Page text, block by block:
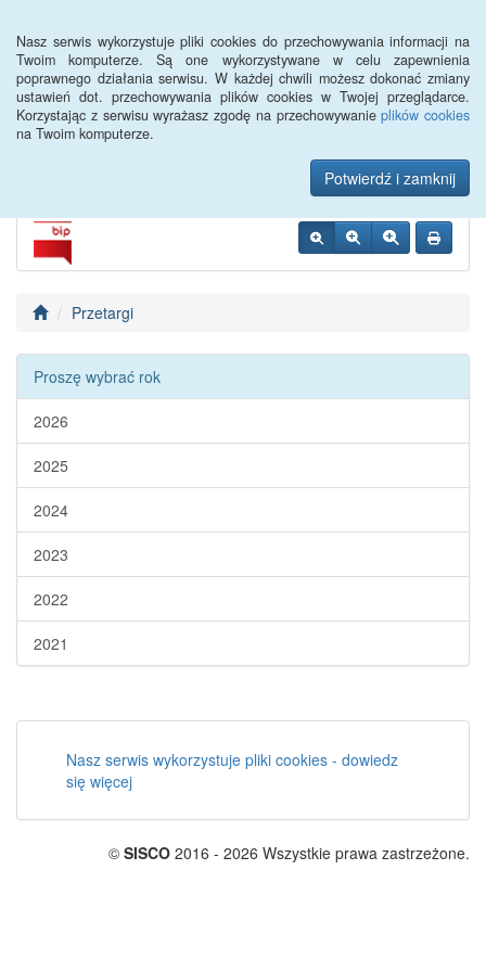
Nasz serwis wykorzystuje pliki cookies do przechowywania informacji na
Twoim komputerze. Są one wykorzystywane w celu zapewnienia
poprawnego działania serwisu. W każdej chwili możesz dokonać zmiany
ustawień dot. przechowywania plików cookies w Twojej przeglądarce.
Korzystając z serwisu wyrażasz zgodę na przechowywanieplików cookies
na Twoim komputerze.
Potwierdź i zamknij
Urząd Miejski w
Szczebrzeszynie
Przetargi
Proszę wybrać rok
2026
2025
2024
2023
2022
2021
Nasz serwis wykorzystuje pliki cookies - dowiedz
się więcej
© SISCO 2016 - 2026 Wszystkie prawa zastrzeżone.